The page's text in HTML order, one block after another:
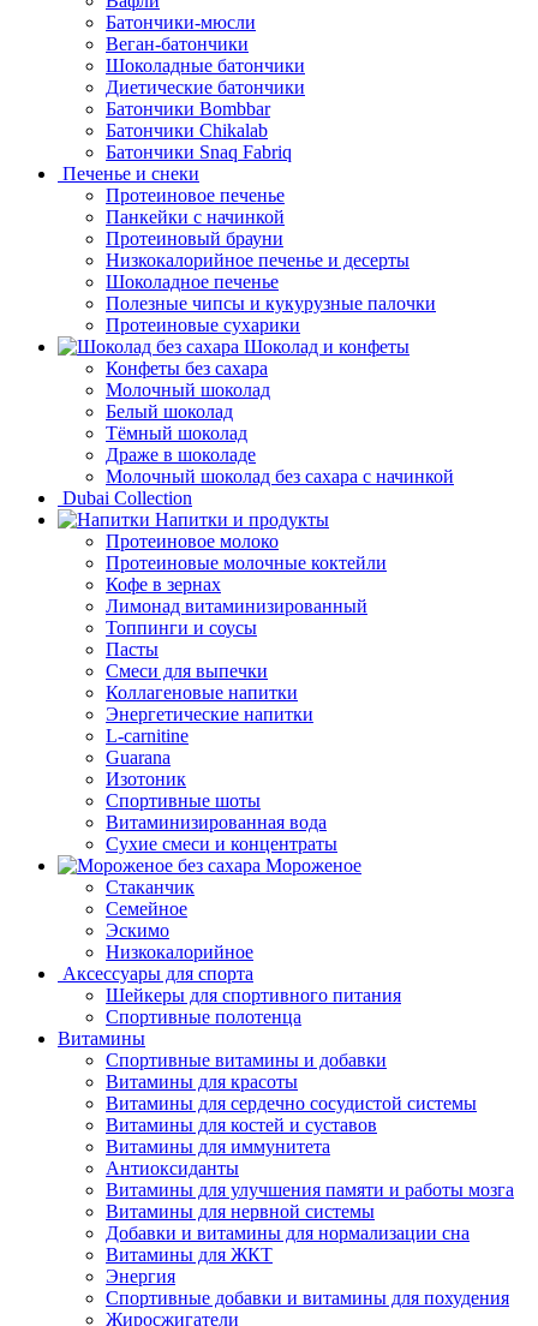
Батончики-мюсли
Веган-батончики
Шоколадные батончики
Диетические батончики
Батончики Bombbar
Батончики Chikalab
Батончики Snaq Fabriq
Печенье и снеки
Протеиновое печенье
Панкейки с начинкой
Протеиновый брауни
Низкокалорийное печенье и десерты
Шоколадное печенье
Полезные чипсы и кукурузные палочки
Протеиновые сухарики
Шоколад и конфеты
Конфеты без сахара
Молочный шоколад
Белый шоколад
Тёмный шоколад
Драже в шоколаде
Молочный шоколад без сахара с начинкой
Dubai Collection
Напитки и продукты
Протеиновое молоко
Протеиновые молочные коктейли
Кофе в зернах
Лимонад витаминизированный
Топпинги и соусы
Пасты
Смеси для выпечки
Коллагеновые напитки
Энергетические напитки
L-carnitine
Guarana
Изотоник
Спортивные шоты
Витаминизированная вода
Сухие смеси и концентраты
Мороженое
Стаканчик
Семейное
Эскимо
Низкокалорийное
Аксессуары для спорта
Шейкеры для спортивного питания
Спортивные полотенца
Витамины
Спортивные витамины и добавки
Витамины для красоты
Витамины для сердечно сосудистой системы
Витамины для костей и суставов
Витамины для иммунитета
Антиоксиданты
Витамины для улучшения памяти и работы мозга
Витамины для нервной системы
Добавки и витамины для нормализации сна
Витамины для ЖКТ
Энергия
Спортивные добавки и витамины для похудения
Жиросжигатели